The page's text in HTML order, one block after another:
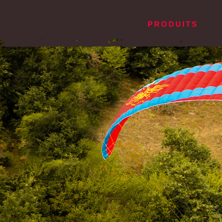
PRODUITS
PARAPENTES
Pica²
Pandion²
Gravis²
Falco
Buteo XC
Pandion
Sitta
AIX³